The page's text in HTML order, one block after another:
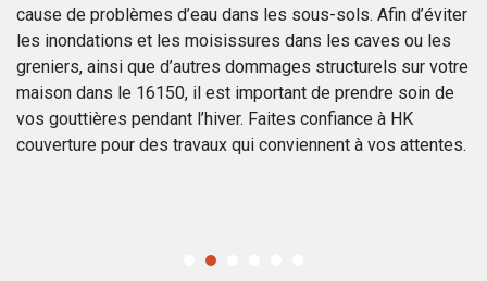
cause de problèmes d’eau dans les sous-sols. Afin d’éviter
les inondations et les moisissures dans les caves ou les
greniers, ainsi que d’autres dommages structurels sur votre
maison dans le 16150, il est important de prendre soin de
vos gouttières pendant l’hiver. Faites confiance à HK
couverture pour des travaux qui conviennent à vos attentes.